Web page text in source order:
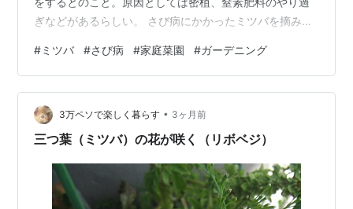
ぎなどがあるらしい。 さび病にかかったミツバを摘み取
り落した。大きなごみ袋いっぱいになりました。今日は
やさお酢で消毒する予定。 ランキング参加中料理 ランキ
ングに参加中♪ クリックしていただけると励みになりま
す！
#ミツバ #さび病 #家庭菜園 #ガーデニング
3万ペソで楽しく暮らす • 3ヶ月前
三つ葉（ミツバ）の花が咲く（リボベジ）